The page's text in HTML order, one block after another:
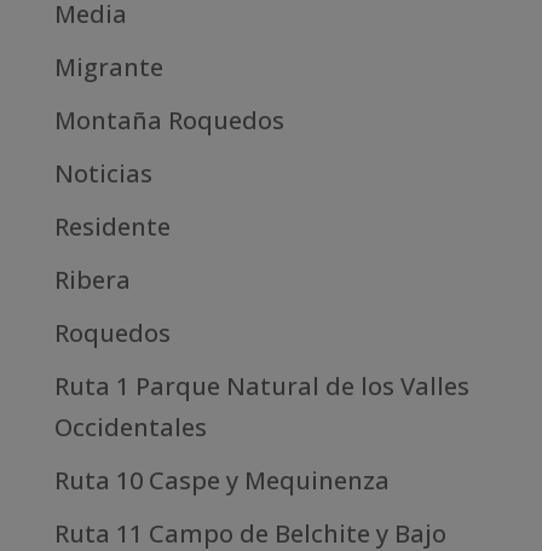
Media
Migrante
Montaña Roquedos
Noticias
Residente
Ribera
Roquedos
Ruta 1 Parque Natural de los Valles
Occidentales
Ruta 10 Caspe y Mequinenza
Ruta 11 Campo de Belchite y Bajo